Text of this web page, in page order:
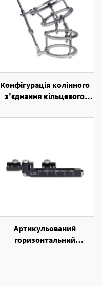
Конфігурація колінного
з'єднання кільцевого
Артикульований
горизонтальний